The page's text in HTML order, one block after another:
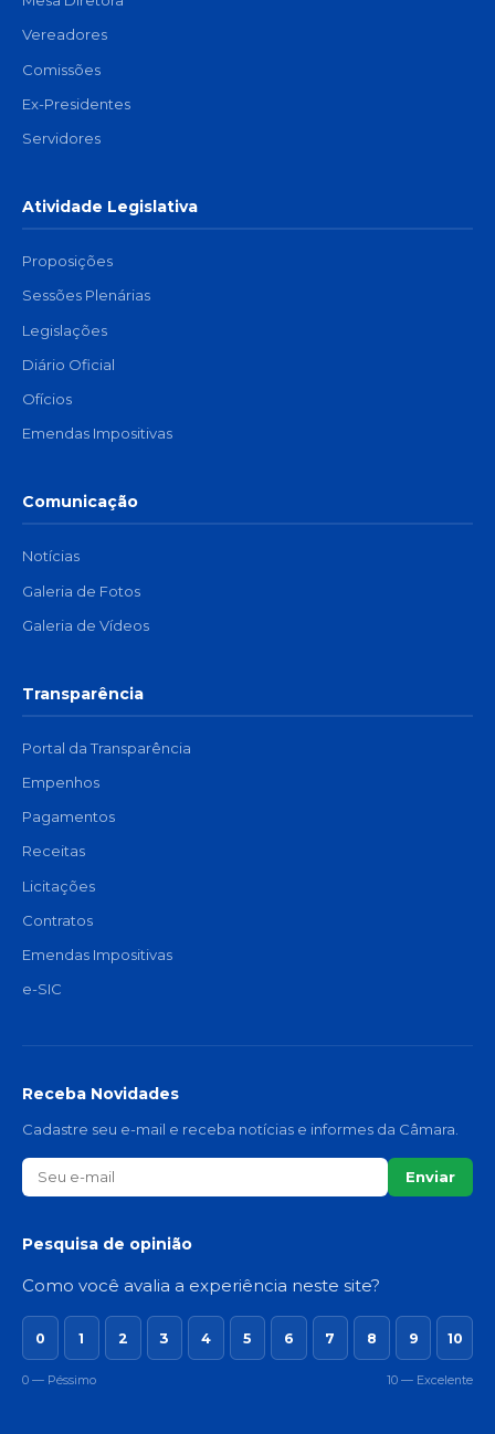
Vereadores
Comissões
Ex-Presidentes
Servidores
Atividade Legislativa
Proposições
Sessões Plenárias
Legislações
Diário Oficial
Ofícios
Emendas Impositivas
Comunicação
Notícias
Galeria de Fotos
Galeria de Vídeos
Transparência
Portal da Transparência
Empenhos
Pagamentos
Receitas
Licitações
Contratos
Emendas Impositivas
e-SIC
Receba Novidades
Cadastre seu e-mail e receba notícias e informes da Câmara.
Enviar
Pesquisa de opinião
Como você avalia a experiência neste site?
0 1 2 3 4 5 6 7 8 9 10
0 — Péssimo 10 — Excelente